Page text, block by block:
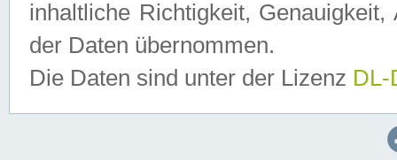
inhaltliche Richtigkeit,
der Daten übernommen.
Die Daten sind unter der Lizenz